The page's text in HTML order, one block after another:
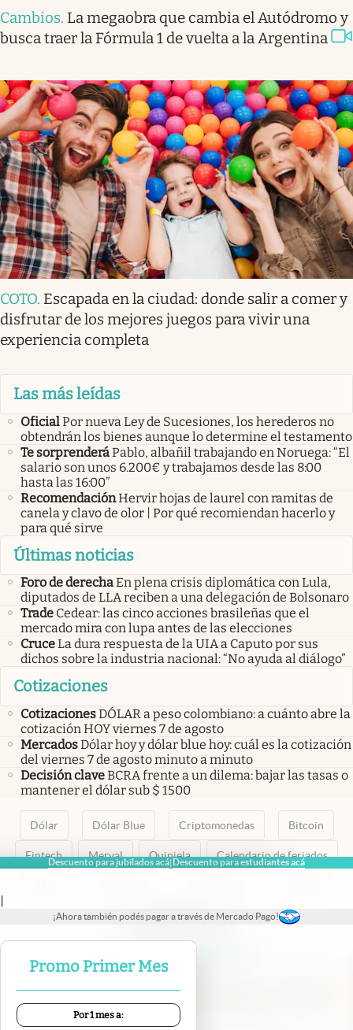
Descuento para jubilados acá|Descuento para estudiantes acá
|
¡Ahora también podés pagar a través de Mercado Pago!
Promo Primer Mes
Por 1 mes a:
Cambios. La megaobra que cambia el Autódromo y
busca traer la Fórmula 1 de vuelta a la Argentina
COTO. Escapada en la ciudad: donde salir a comer y
disfrutar de los mejores juegos para vivir una
experiencia completa
Las más leídas
OficialPor nueva Ley de Sucesiones, los herederos no
obtendrán los bienes aunque lo determine el testamento
Te sorprenderáPablo, albañil trabajando en Noruega: “El
salario son unos 6.200€ y trabajamos desde las 8:00
hasta las 16:00”
RecomendaciónHervir hojas de laurel con ramitas de
canela y clavo de olor | Por qué recomiendan hacerlo y
para qué sirve
Últimas noticias
Foro de derechaEn plena crisis diplomática con Lula,
diputados de LLA reciben a una delegación de Bolsonaro
Trade Cedear: las cinco acciones brasileñas que el
mercado mira con lupa antes de las elecciones
CruceLa dura respuesta de la UIA a Caputo por sus
dichos sobre la industria nacional: “No ayuda al diálogo”
Cotizaciones
CotizacionesDÓLAR a peso colombiano: a cuánto abre la
cotización HOY viernes 7 de agosto
MercadosDólar hoy y dólar blue hoy: cuál es la cotización
del viernes 7 de agosto minuto a minuto
Decisión claveBCRA frente a un dilema: bajar las tasas o
mantener el dólar sub $ 1500
Dólar Dólar Blue Criptomonedas Bitcoin
Fintech Merval Quiniela Calendario de feriados
abre en nueva pestaña
abre en nueva pestaña
abre en nueva pestaña
abre en nueva pestaña
abre en nueva pestaña